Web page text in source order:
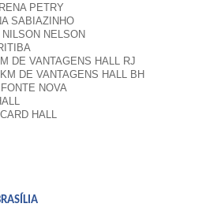
PETRY
SABIAZINHO
NELSON
DE VANTAGENS HALL RJ
DE VANTAGENS HALL BH
NOVA
HALL